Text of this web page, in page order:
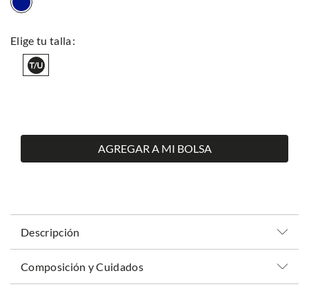
AGREGAR A MI BOLSA
Descripción
Composición y Cuidados